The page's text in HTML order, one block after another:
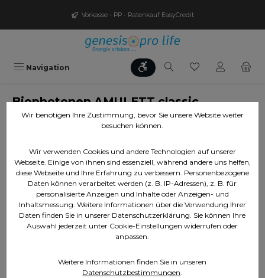
Zum Hauptinhalt springen
Vorkasse - PP - Ratenkauf EasyCredit
Navigation Werkzeugleiste anzeigen
Du hast 0
Biophotonen AMULETT classic
Wir benötigen Ihre Zustimmung, bevor Sie unsere Website weiter
besuchen können.
Wir verwenden Cookies und andere Technologien auf unserer
Webseite. Einige von ihnen sind essenziell, während andere uns helfen,
diese Webseite und Ihre Erfahrung zu verbessern. Personenbezogene
Daten können verarbeitet werden (z. B. IP-Adressen), z. B. für
personalisierte Anzeigen und Inhalte oder Anzeigen- und
Inhaltsmessung. Weitere Informationen über die Verwendung Ihrer
Daten finden Sie in unserer Datenschutzerklärung. Sie können Ihre
Auswahl jederzeit unter Cookie-Einstellungen widerrufen oder
anpassen.
Weitere Informationen finden Sie in unseren
Datenschutzbestimmungen.